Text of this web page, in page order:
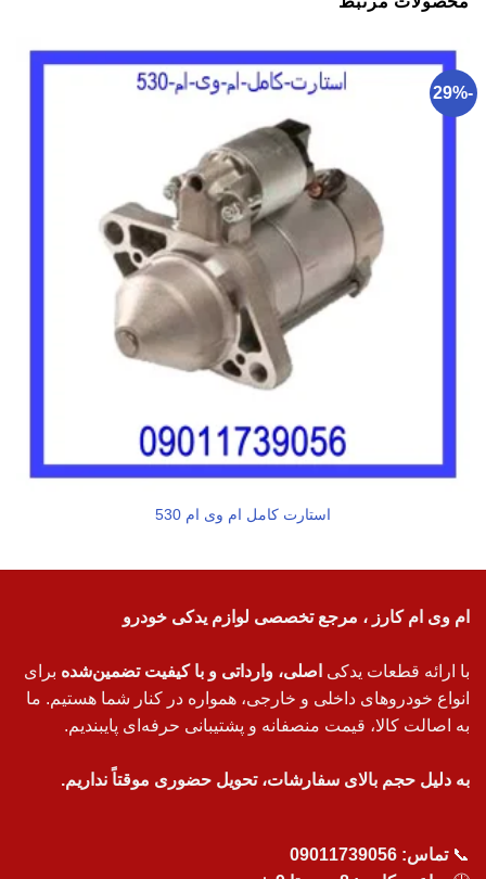
-29%
استارت کامل ام وی ام 530
ام وی ام کارز ، مرجع تخصصی لوازم یدکی خودرو
با ارائه قطعات یدکی اصلی، وارداتی و با کیفیت تضمین‌شده برای
انواع خودروهای داخلی و خارجی، همواره در کنار شما هستیم. ما
به اصالت کالا، قیمت منصفانه و پشتیبانی حرفه‌ای پایبندیم.
به دلیل حجم بالای سفارشات، تحویل حضوری موقتاً نداریم.
📞تماس: 09011739056